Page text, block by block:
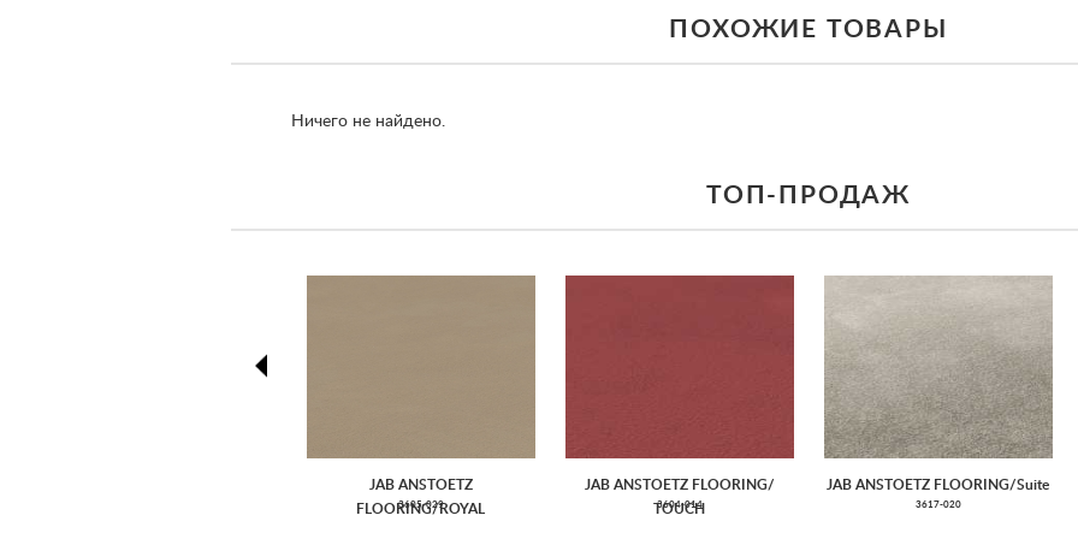
ПОХОЖИЕ ТОВАРЫ
Ничего не найдено.
ТОП-ПРОДАЖ
JAB ANSTOETZ
FLOORING/ROYAL
3605-029
JAB ANSTOETZ FLOORING/
TOUCH
3604-014
JAB ANSTOETZ FLOORING/Suite
3617-020